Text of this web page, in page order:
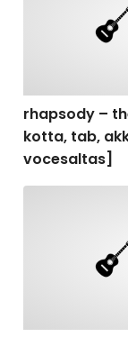
rhapsody –
kotta, tab,
vocesaltas]